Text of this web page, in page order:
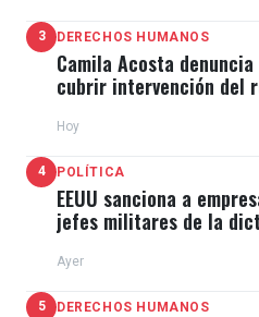
3 DERECHOS HUMANOS
Camila Acosta
cubrir intervención del
Hoy
4 POLÍTICA
EEUU sanciona a
jefes militares de la
Ayer
5 DERECHOS HUMANOS